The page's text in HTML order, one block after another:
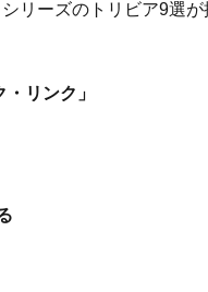
シリーズのトリビア9選が
リンク」